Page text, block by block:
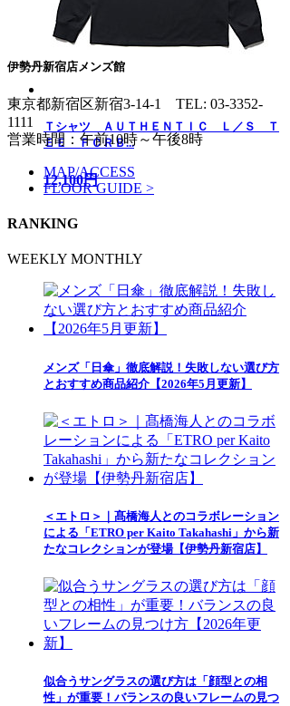
Ｔシャツ ＡＵＴＨＥＮＴＩＣ Ｌ／Ｓ Ｔ
ＥＥ ＦＣＲＢ...
12,100円
伊勢丹新宿店メンズ館
東京都新宿区新宿3-14-1 TEL: 03-3352-
1111
営業時間：午前10時～午後8時
MAP/ACCESS
FLOOR GUIDE >
RANKING
WEEKLY MONTHLY
メンズ「日傘」徹底解説！失敗しない選び方
とおすすめ商品紹介【2026年5月更新】
＜エトロ＞｜髙橋海人とのコラボレーション
による「ETRO per Kaito Takahashi」から新
たなコレクションが登場【伊勢丹新宿店】
似合うサングラスの選び方は「顔型との相
性」が重要！バランスの良いフレームの見つ